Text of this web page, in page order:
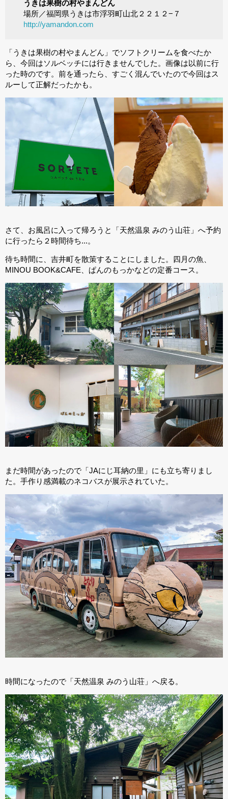
うきは果樹の村やまんどん
場所／福岡県うきは市浮羽町山北２２１２−７
http://yamandon.com
「うきは果樹の村やまんどん」でソフトクリームを食べたか
ら、今回はソルベッチには行きませんでした。画像は以前に行
った時のです。前を通ったら、すごく混んでいたので今回はス
ルーして正解だったかも。
さて、お風呂に入って帰ろうと「天然温泉 みのう山荘」へ予約
に行ったら２時間待ち...。
待ち時間に、吉井町を散策することにしました。四月の魚、
MINOU BOOK&CAFE、ぱんのもっかなどの定番コース。
まだ時間があったので「JAにじ耳納の里」にも立ち寄りまし
た。手作り感満載のネコバスが展示されていた。
時間になったので「天然温泉 みのう山荘」へ戻る。